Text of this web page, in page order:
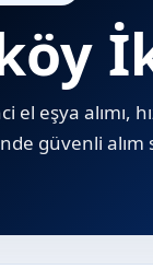
el eşya alımı,
güvenli alım